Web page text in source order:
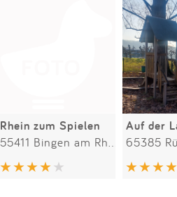
Rhein zum Spielen Auf der